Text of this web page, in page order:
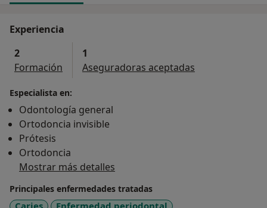
Experiencia
2
Formación
1
Aseguradoras aceptadas
Especialista en:
Odontología general
Ortodoncia invisible
Prótesis
Ortodoncia
Mostrar más detalles
Principales enfermedades tratadas